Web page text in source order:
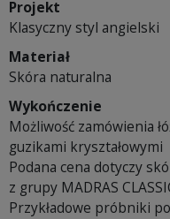
Projekt
Klasyczny styl angielski
Materiał
Skóra naturalna
Wykończenie
Możliwość zamówienia
guzikami kryształowymi
Podana cena dotyczy
z grupy MADRAS
Przykładowe próbniki